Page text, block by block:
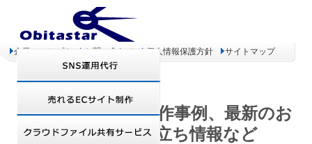
企業コンセプト お問い合わせ 個人情報保護方針 サイトマップ
オビタスター 制作事例、最新のお
得情報、お役立ち情報など